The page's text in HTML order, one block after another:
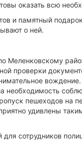
оказать всю
и памятный
о ней.
Меленковскому
проверки
необходимость
пешеходов на
удивлены
сотрудников